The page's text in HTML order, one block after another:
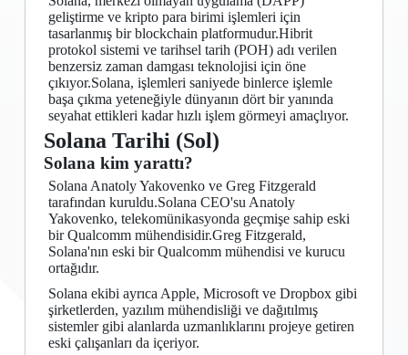
geliştirme ve kripto para birimi işlemleri için
tasarlanmış bir blockchain platformudur.Hibrit
protokol sistemi ve tarihsel tarih (POH) adı verilen
benzersiz zaman damgası teknolojisi için öne
çıkıyor.Solana, işlemleri saniyede binlerce işlemle
başa çıkma yeteneğiyle dünyanın dört bir yanında
seyahat ettikleri kadar hızlı işlem görmeyi amaçlıyor.
Solana Tarihi (Sol)
Solana kim yarattı?
Solana Anatoly Yakovenko ve Greg Fitzgerald
tarafından kuruldu.Solana CEO'su Anatoly
Yakovenko, telekomünikasyonda geçmişe sahip eski
bir Qualcomm mühendisidir.Greg Fitzgerald,
Solana'nın eski bir Qualcomm mühendisi ve kurucu
ortağıdır.
Solana ekibi ayrıca Apple, Microsoft ve Dropbox gibi
şirketlerden, yazılım mühendisliği ve dağıtılmış
sistemler gibi alanlarda uzmanlıklarını projeye getiren
eski çalışanları da içeriyor.